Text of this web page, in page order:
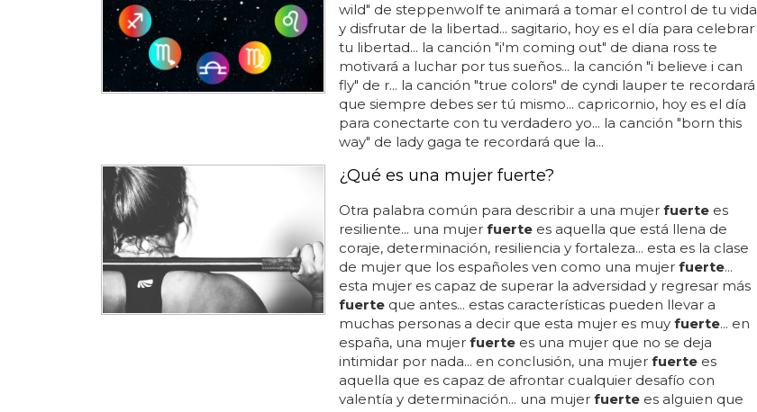
wild" de steppenwolf te animará a tomar el control de tu vida
y disfrutar de la libertad... sagitario, hoy es el día para celebrar
tu libertad... la canción "i'm coming out" de diana ross te
motivará a luchar por tus sueños... la canción "i believe i can
fly" de r... la canción "true colors" de cyndi lauper te recordará
que siempre debes ser tú mismo... capricornio, hoy es el día
para conectarte con tu verdadero yo... la canción "born this
way" de lady gaga te recordará que la...
¿Qué es una mujer fuerte?
Otra palabra común para describir a una mujer fuertees
resiliente... una mujer fuertees aquella que está llena de
coraje, determinación, resiliencia y fortaleza... esta es la clase
de mujer que los españoles ven como una mujer fuerte...
esta mujer es capaz de superar la adversidad y regresar más
fuerteque antes... estas características pueden llevar a
muchas personas a decir que esta mujer es muy fuerte... en
españa, una mujer fuertees una mujer que no se deja
intimidar por nada... en conclusión, una mujer fuertees
aquella que es capaz de afrontar cualquier desafío con
valentía y determinación... una mujer fuertees alguien que